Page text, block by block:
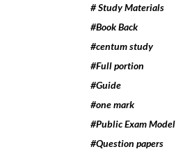
# Study Materials
#Book Back
#centum study
#Full portion
#Guide
#one mark
#Public Exam Model
#Question papers